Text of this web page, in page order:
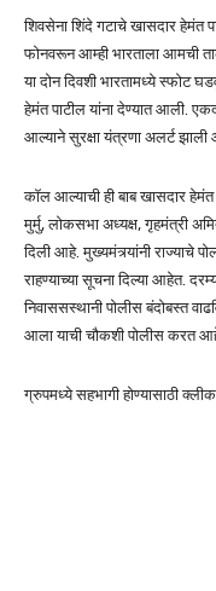
शिवसेना शिंदे गटाचे खासदार हेमंत
फोनवरून आम्ही भारताला आमची
या दोन दिवशी भारतामध्ये स्फोट
हेमंत पाटील यांना देण्यात आली.
आल्याने सुरक्षा यंत्रणा अलर्ट झाली
कॉल आल्याची ही बाब खासदार हेमंत
मुर्मु, लोकसभा अध्यक्ष, गृहमंत्री
दिली आहे. मुख्यमंत्र्यांनी राज्याचे
राहण्याच्या सूचना दिल्या आहेत.
निवाससस्थानी पोलीस बंदोबस्त
आला याची चौकशी पोलीस करत
ग्रुपमध्ये सहभागी होण्यासाठी